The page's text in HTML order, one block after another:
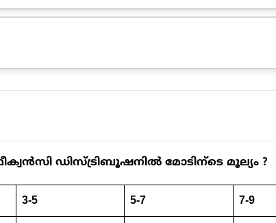
സംഖ്യകൾ ക്രമത്തിൽ സജ്ജമാക്കണം:
ഡിസ്ട്രിബൂഷനിൽ മോടിന്ടെ മൂല്യം ?
3-5 5-7 7-9